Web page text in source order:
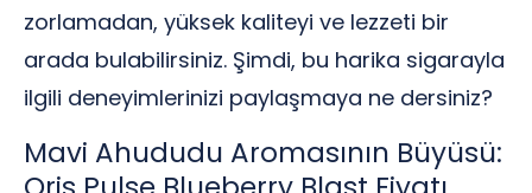
zorlamadan, yüksek kaliteyi ve lezzeti bir
arada bulabilirsiniz. Şimdi, bu harika sigarayla
ilgili deneyimlerinizi paylaşmaya ne dersiniz?
Mavi Ahududu Aromasının Büyüsü: